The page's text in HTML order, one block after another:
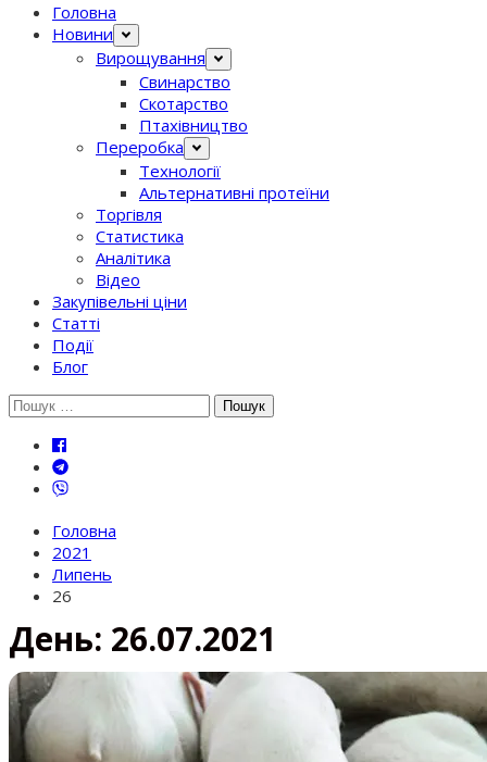
Головна
Новини
Вирощування
Свинарство
Скотарство
Птахівництво
Переробка
Технології
Альтернативні протеїни
Торгівля
Статистика
Аналітика
Відео
Закупівельні ціни
Статті
Події
Блог
Шукати:
Головна
2021
Липень
26
День: 26.07.2021